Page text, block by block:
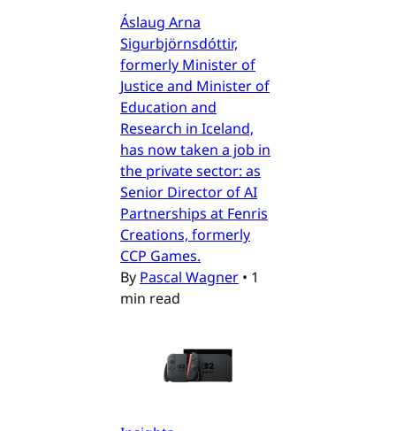
Áslaug Arna
Sigurbjörnsdóttir,
formerly Minister of
Justice and Minister of
Education and
Research in Iceland,
has now taken a job in
the private sector: as
Senior Director of AI
Partnerships at Fenris
Creations, formerly
CCP Games.
By Pascal Wagner • 1
min read